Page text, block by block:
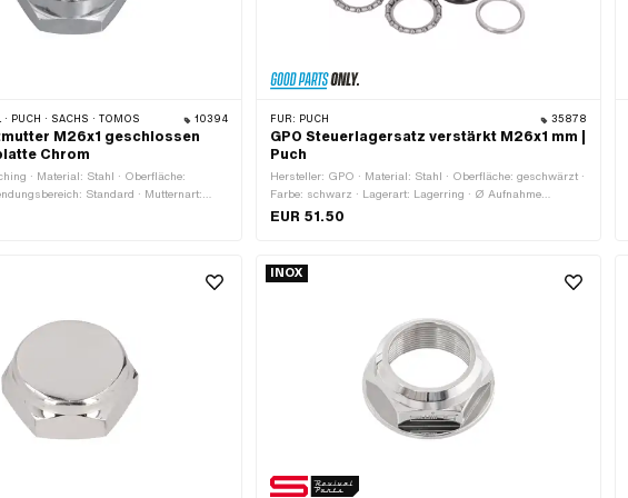
· PUCH · SACHS · TOMOS 10394
M26x1 geschlossen
Chrom
· Material: Stahl · Oberfläche:
Standard · Mutternart:
MF26x1 (Feingewinde) · Antrieb:
FÜR: PUCH 35878
GPO Steuerlagersatz verstärkt M26x1 mm |
Puch
Hersteller: GPO · Material: Stahl · Oberfläche: geschwärzt ·
Farbe: schwarz · Lagerart: Lagerring · Ø Aufnahme
Rahmen: 31.1 mm · Ø aussen: 43 mm · Gewindeart:
EUR 51.50
INOX